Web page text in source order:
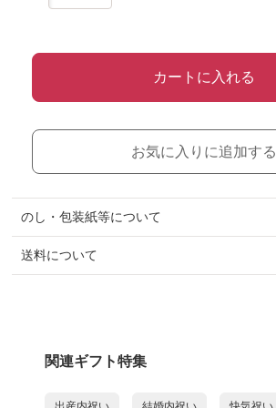
カートに入れる
お気に入りに追加する
のし・包装紙等について
送料について
関連ギフト特集